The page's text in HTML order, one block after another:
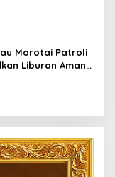
Morotai Patroli
Liburan Aman